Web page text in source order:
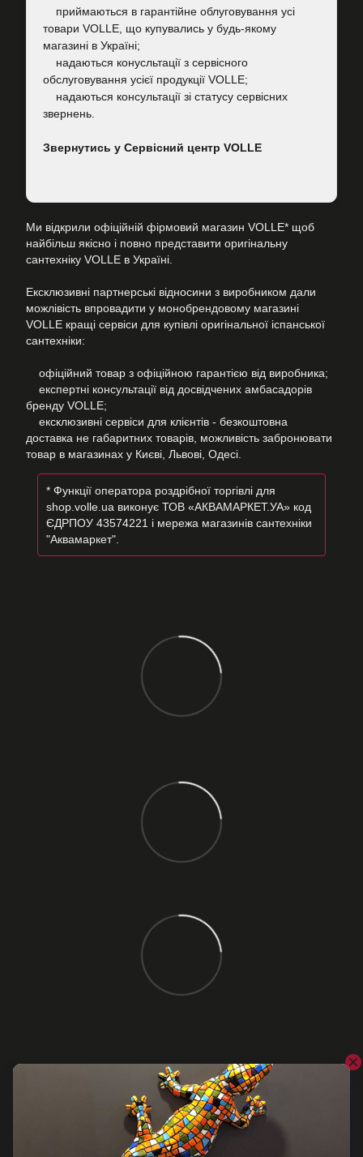
приймаються в гарантійне облуговування усі
товари VOLLE, що купувались у будь-якому
магазині в Україні;
надаються конусльтації з сервісного
обслуговування усієї продукції VOLLE;
надаються консультації зі статусу сервісних
звернень.
Звернутись у Сервісний центр VOLLE
Ми відкрили офіційній фірмовий магазин VOLLE* щоб
найбільш якісно і повно представити оригінальну
сантехніку VOLLE в Україні.
Ексклюзивні партнерські відносини з виробником дали
можлівість впровадити у монобрендовому магазині
VOLLE кращі сервіси для купівлі оригінальної іспанської
сантехніки:
офіційний товар з офіційною гарантією від виробника;
експертні консультації від досвідчених амбасадорів
бренду VOLLE;
ексклюзивні сервіси для клієнтів - безкоштовна
доставка не габаритних товарів, можливість забронювати
товар в магазинах у Києві, Львові, Одесі.
* Функції оператора роздрібної торгівлі для
shop.volle.ua виконує ТОВ «АКВАМАРКЕТ.УА» код
ЄДРПОУ 43574221 і мережа магазинів сантехніки
"Аквамаркет".